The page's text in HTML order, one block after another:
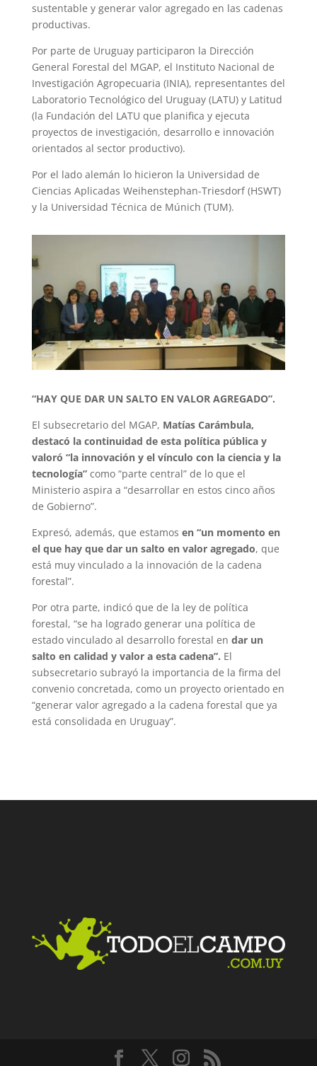
sustentable y generar valor agregado en las cadenas
productivas.
Por parte de Uruguay participaron la Dirección
General Forestal del MGAP, el Instituto Nacional de
Investigación Agropecuaria (INIA), representantes del
Laboratorio Tecnológico del Uruguay (LATU) y Latitud
(la Fundación del LATU que planifica y ejecuta
proyectos de investigación, desarrollo e innovación
orientados al sector productivo).
Por el lado alemán lo hicieron la Universidad de
Ciencias Aplicadas Weihenstephan-Triesdorf (HSWT)
y la Universidad Técnica de Múnich (TUM).
“HAY QUE DAR UN SALTO EN VALOR AGREGADO”.
El subsecretario del MGAP, Matías Carámbula,
destacó la continuidad de esta política pública y
valoró “la innovación y el vínculo con la ciencia y la
tecnología”como “parte central” de lo que el
Ministerio aspira a “desarrollar en estos cinco años
de Gobierno”.
Expresó, además, que estamos en “un momento en
el que hay que dar un salto en valor agregado, que
está muy vinculado a la innovación de la cadena
forestal”.
Por otra parte, indicó que de la ley de política
forestal, “se ha logrado generar una política de
estado vinculado al desarrollo forestal en dar un
salto en calidad y valor a esta cadena”. El
subsecretario subrayó la importancia de la firma del
convenio concretada, como un proyecto orientado en
“generar valor agregado a la cadena forestal que ya
está consolidada en Uruguay”.